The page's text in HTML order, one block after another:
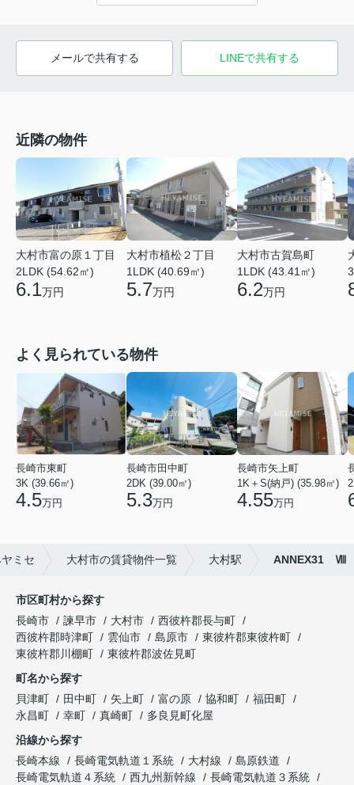
メールで共有する LINEで共有する
近隣の物件
大村市富の原１丁目
2LDK (54.62㎡)
6.1万円
大村市植松２丁目
1LDK (40.69㎡)
5.7万円
大村市古賀島町
1LDK (43.41㎡)
6.2万円
よく見られている物件
長崎市東町
3K (39.66㎡)
4.5万円
長崎市田中町
2DK (39.00㎡)
5.3万円
長崎市矢上町
1K＋S(納戸) (35.98㎡)
4.55万円
ミセ 大村市の賃貸物件一覧 大村駅 ANNEX31 Ⅷ
市区町村から探す
長崎市
諫早市 大村市
西彼杵郡長与町
西彼杵郡時津町
雲仙市 島原市
東彼杵郡東彼杵町
東彼杵郡川棚町
東彼杵郡波佐見町
町名から探す
貝津町
田中町 矢上町 富の原 協和町
福田町
永昌町
幸町 真崎町
多良見町化屋
沿線から探す
長崎本線
長崎電気軌道１系統 大村線
島原鉄道
長崎電気軌道４系統
西九州新幹線
長崎電気軌道３系統